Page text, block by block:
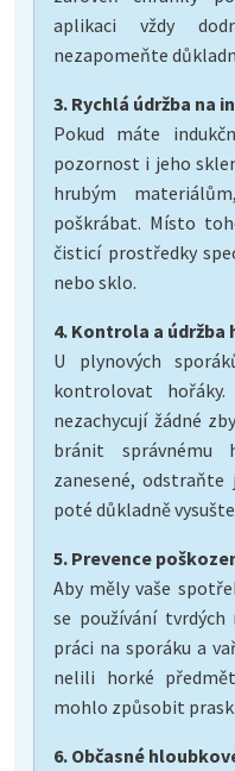
aplikaci vždy
nezapomeňte
3. Rychlá údržba na
Pokud máte
pozornost i jeho
hrubým
poškrábat. Místo
čisticí prostředky
nebo sklo.
4. Kontrola a údržba
U plynových
kontrolovat
nezachycují žádné
bránit správnému
zanesené,
poté důkladně
5. Prevence
Aby měly vaše
se používání
práci na sporáku a
nelili horké
mohlo způsobit
6. Občasné